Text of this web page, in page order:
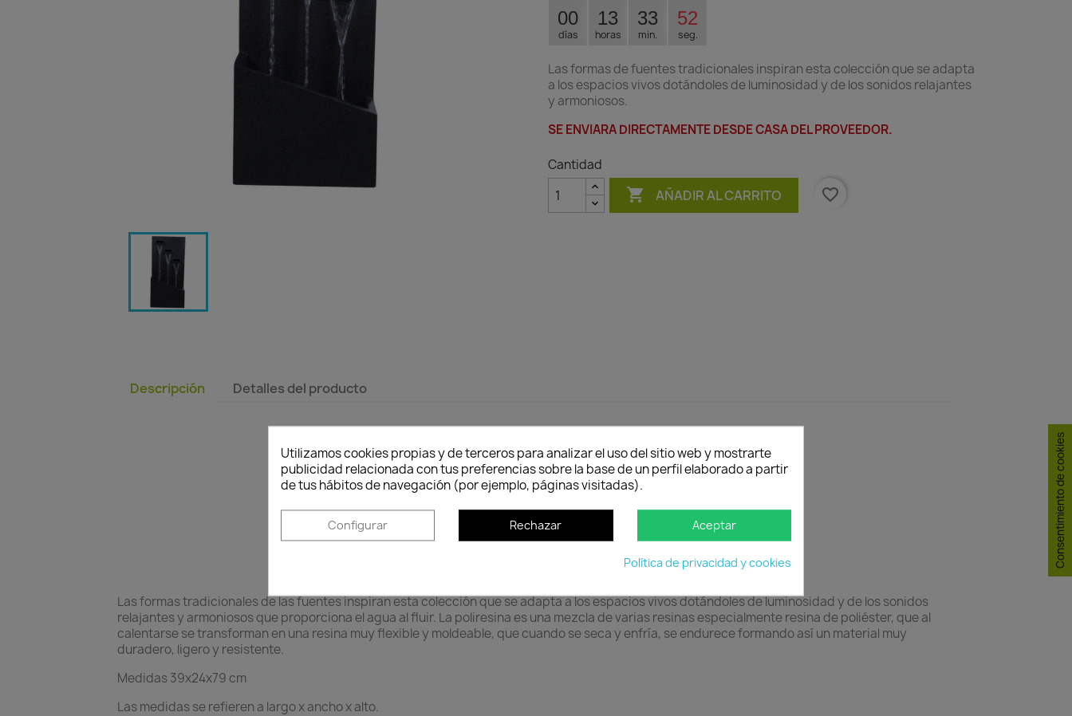
00
días
13
horas
33
min.
51
seg.
Las formas de fuentes tradicionales inspiran esta colección que se adapta
a los espacios vivos dotándoles de luminosidad y de los sonidos relajantes
y armoniosos.
SE ENVIARA DIRECTAMENTE DESDE CASA DEL PROVEEDOR.
Cantidad
 AÑADIR AL CARRITO favorite_border
Descripción Detalles del producto
Las formas tradicionales de las fuentes inspiran esta colección que se adapta a los espacios vivos dotándoles de luminosidad y de los sonidos
relajantes y armoniosos que proporciona el agua al fluir. La poliresina es una mezcla de varias resinas especialmente resina de poliéster, que al
calentarse se transforman en una resina muy flexible y moldeable, que cuando se seca y enfría, se endurece formando así un material muy
duradero, ligero y resistente.
Medidas 39x24x79 cm
Las medidas se refieren a largo x ancho x alto.
Utilizamos cookies propias y de terceros para analizar el uso del sitio web y mostrarte
publicidad relacionada con tus preferencias sobre la base de un perfil elaborado a partir
de tus hábitos de navegación (por ejemplo, páginas visitadas).
Configurar Rechazar Aceptar
Política de privacidad y cookies Consentimiento de cookies